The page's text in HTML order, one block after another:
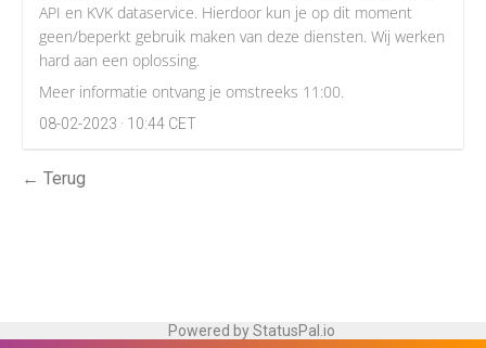
API en KVK dataservice. Hierdoor kun je op dit moment
geen/beperkt gebruik maken van deze diensten. Wij werken
hard aan een oplossing.
Meer informatie ontvang je omstreeks 11:00.
08-02-2023 · 10:44 CET
← Terug
Powered by StatusPal.io